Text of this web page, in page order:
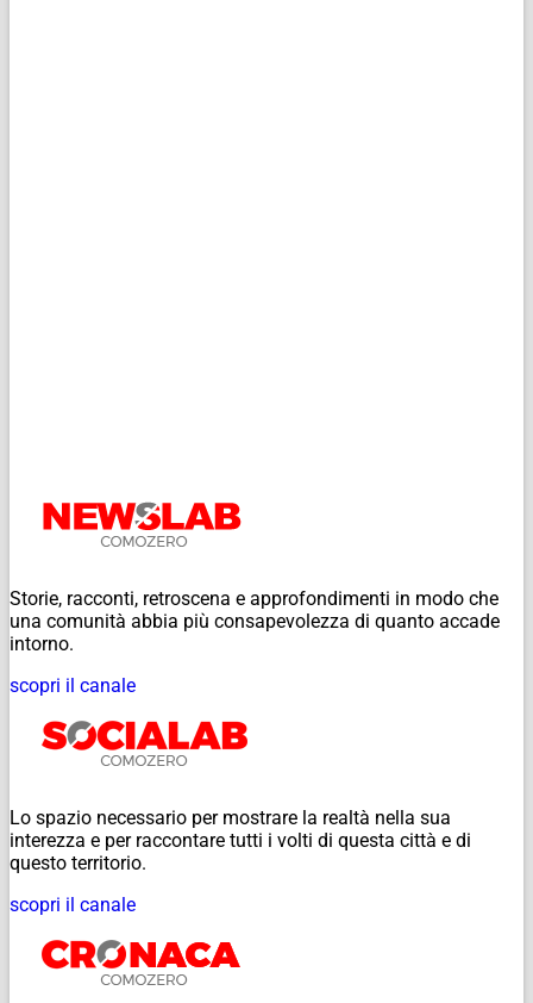
Storie, racconti, retroscena e approfondimenti in modo che
una comunità abbia più consapevolezza di quanto accade
intorno.
scopri il canale
Lo spazio necessario per mostrare la realtà nella sua
interezza e per raccontare tutti i volti di questa città e di
questo territorio.
scopri il canale